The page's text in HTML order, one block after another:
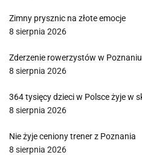
Zimny prysznic na złote emocje
8 sierpnia 2026
Zderzenie rowerzystów w
8 sierpnia 2026
364 tysięcy dzieci w Polsce żyje w
8 sierpnia 2026
Nie żyje ceniony trener z Poznania
8 sierpnia 2026